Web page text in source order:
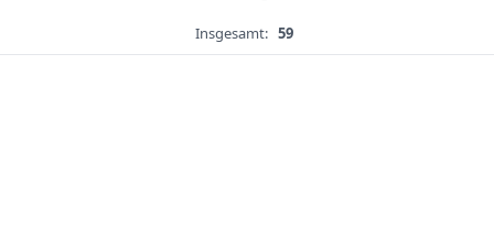
Insgesamt: 59